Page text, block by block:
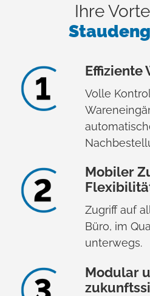
Ihre
Effiziente
Volle
Mobiler
Zugriff auf
Büro, im
unterwegs.
Modular